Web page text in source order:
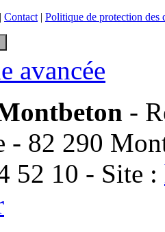
| Contact | Politique de protection des
avancée
-
- 82 290
52 10 - Site :